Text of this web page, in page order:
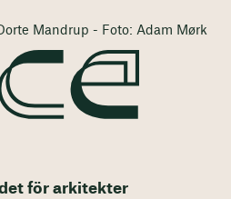
Mandrup - Foto: Adam Mørk
för arkitekter